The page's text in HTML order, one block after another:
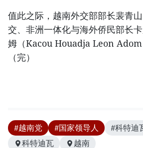
值此之际，越南外交部部长裴青
交、非洲一体化与海外侨民部长卡
姆（Kacou Houadja Leon Adom
（完）
#越南党 #国家领导人 #科特迪
科特迪瓦
越南